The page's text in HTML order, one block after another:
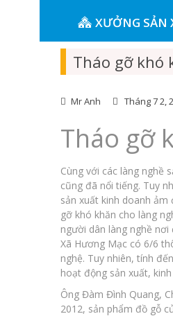
XƯỞNG SẢN
Tháo gỡ khó
Mr Anh Tháng 7 2,
Tháo gỡ
Cùng với các làng nghề
cũng đã nổi tiếng. Tuy
sản xuất kinh doanh
gỡ khó khăn cho làng
người dân làng nghề nơi
Xã Hương Mạc có 6/6
nghệ. Tuy nhiên, tính
hoạt động sản xuất,
Ông Đàm Đình Quang,
2012, sản phẩm đồ gỗ